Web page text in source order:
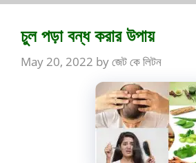
চুল পড়া বন্ধ করার উপায়
May 20, 2022 byজেট কে লিটন